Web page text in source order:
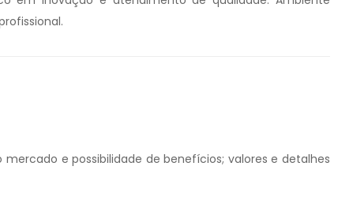
e possibilidade de benefícios; valores e detalhes